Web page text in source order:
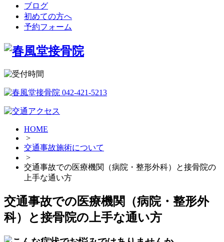
ブログ
初めての方へ
予約フォーム
HOME
>
交通事故施術について
>
交通事故での医療機関（病院・整形外科）と接骨院の
上手な通い方
交通事故での医療機関（病院・整形外
科）と接骨院の上手な通い方